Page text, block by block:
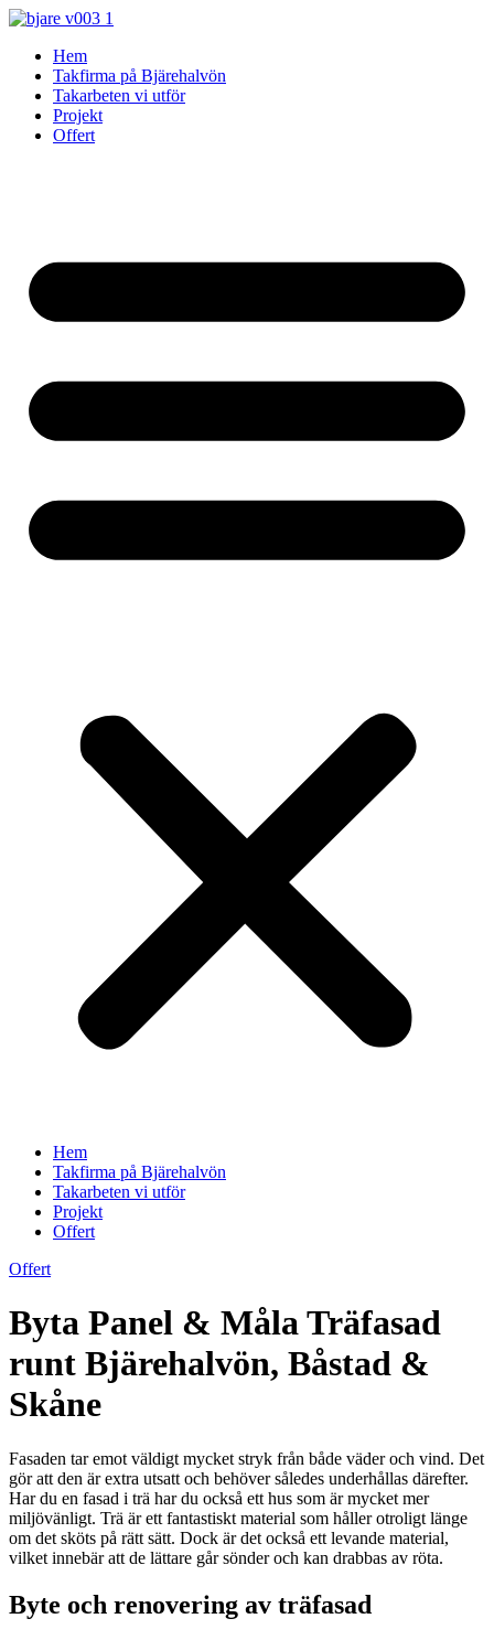
Skip
contentHem
Takfirma på Bjärehalvön
Takarbeten vi utför
Projekt
Offert
Hem
Takfirma på Bjärehalvön
Takarbeten vi utför
Projekt
Offert
Offert
Byta Panel & Måla Träfasad
runt Bjärehalvön, Båstad &
Skåne
Fasaden tar emot väldigt mycket stryk från både väder och vind. Det
gör att den är extra utsatt och behöver således underhållas därefter.
Har du en fasad i trä har du också ett hus som är mycket mer
miljövänligt. Trä är ett fantastiskt material som håller otroligt länge
om det sköts på rätt sätt. Dock är det också ett levande material,
vilket innebär att de lättare går sönder och kan drabbas av röta.
Byte och renovering av träfasad